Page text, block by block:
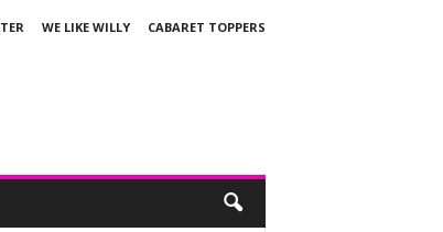
WE LIKE WILLY
CABARET TOPPERS